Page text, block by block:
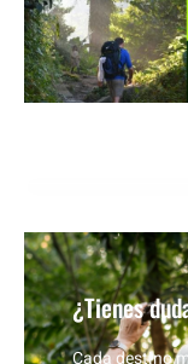
¿Tienes
Cada destino